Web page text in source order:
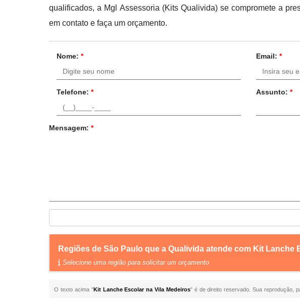
qualificados, a Mgl Assessoria (Kits Qualivida) se compromete a
em contato e faça um orçamento.
Nome:* Email: *
Telefone:* Assunto: *
Mensagem:*
Regiões de São Paulo que a Qualivida atende com Kit Lanche
Selecione uma região para solicitar um orçamento
O texto acima "Kit Lanche Escolar na Vila Medeiros" é de direito reservado. Sua reprodução,